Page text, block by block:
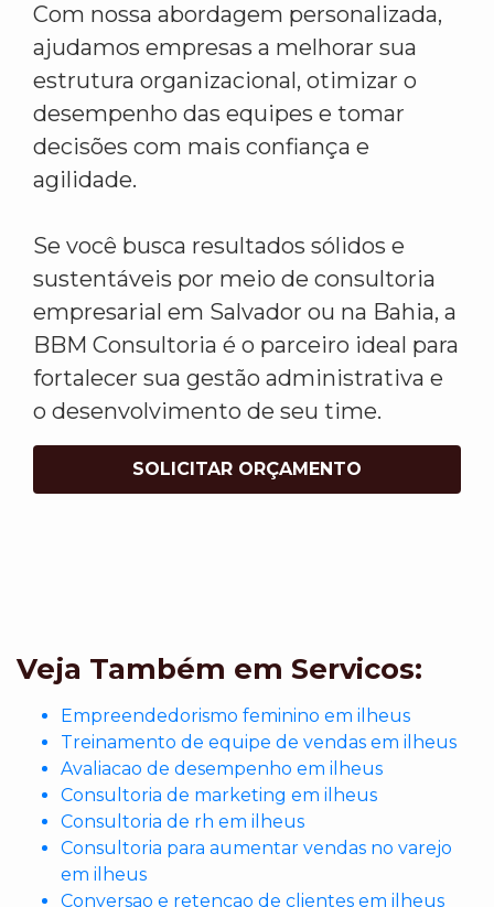
Com nossa abordagem personalizada,
ajudamos empresas a melhorar sua
estrutura organizacional, otimizar o
desempenho das equipes e tomar
decisões com mais confiança e
agilidade.
Se você busca resultados sólidos e
sustentáveis por meio de consultoria
empresarial em Salvador ou na Bahia, a
BBM Consultoria é o parceiro ideal para
fortalecer sua gestão administrativa e
o desenvolvimento de seu time.
SOLICITAR ORÇAMENTO
Veja Também em Servicos:
Empreendedorismo feminino em ilheus
Treinamento de equipe de vendas em ilheus
Avaliacao de desempenho em ilheus
Consultoria de marketing em ilheus
Consultoria de rh em ilheus
Consultoria para aumentar vendas no varejo
em ilheus
Conversao e retencao de clientes em ilheus